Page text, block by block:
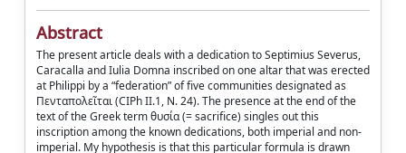
Abstract
The present article deals with a dedication to Septimius Severus,
Caracalla and Iulia Domna inscribed on one altar that was erected
at Philippi by a “federation” of five communities designated as
Πενταπολεῖται (CIPh II.1, N. 24). The presence at the end of the
text of the Greek term θυσία (= sacrifice) singles out this
inscription among the known dedications, both imperial and non-
imperial. My hypothesis is that this particular formula is drawn